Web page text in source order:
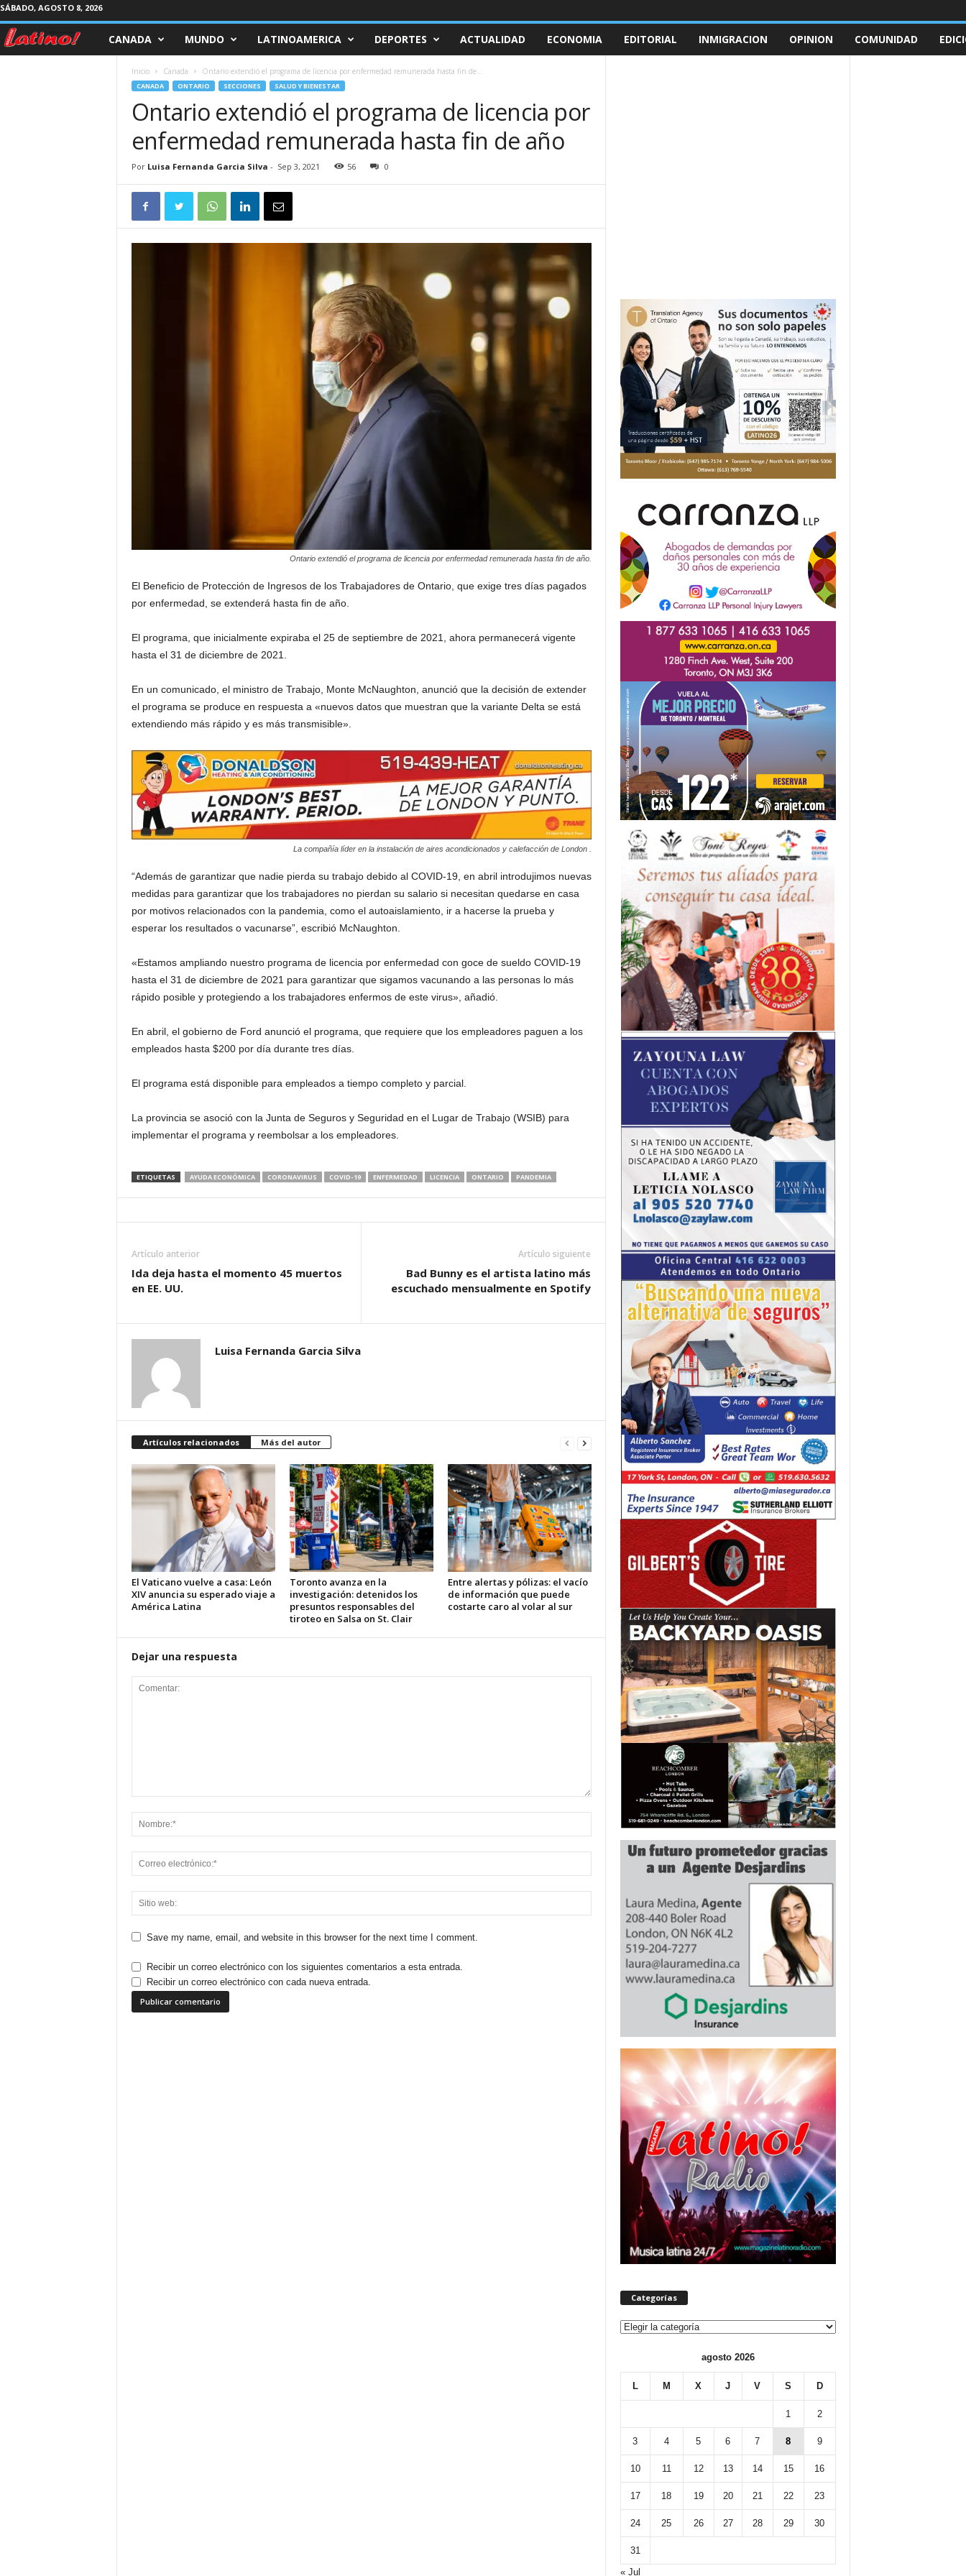
SÁBADO, AGOSTO 8, 2026
CANADA MUNDO LATINOAMERICA DEPORTES ACTUALIDAD ECONOMIA EDITORIAL INMIGRACION OPINION COMUNIDAD
Inicio Canada Ontario extendió el programa de licencia por enfermedad remunerada hasta fin de...
CANADA ONTARIO SECCIONES SALUD Y BIENESTAR
Ontario extendió el programa de licencia por
enfermedad remunerada hasta fin de año
Por Luisa Fernanda Garcia Silva - Sep 3, 2021 56 0
Ontario extendió el programa de licencia por enfermedad remunerada hasta fin de año.
El Beneficio de Protección de Ingresos de los Trabajadores de Ontario, que exige tres días pagados
por enfermedad, se extenderá hasta fin de año.
El programa, que inicialmente expiraba el 25 de septiembre de 2021, ahora permanecerá vigente
hasta el 31 de diciembre de 2021.
En un comunicado, el ministro de Trabajo, Monte McNaughton, anunció que la decisión de extender
el programa se produce en respuesta a «nuevos datos que muestran que la variante Delta se está
extendiendo más rápido y es más transmisible».
La compañía líder en la instalación de aires acondicionados y calefacción de London .
“Además de garantizar que nadie pierda su trabajo debido al COVID-19, en abril introdujimos nuevas
medidas para garantizar que los trabajadores no pierdan su salario si necesitan quedarse en casa
por motivos relacionados con la pandemia, como el autoaislamiento, ir a hacerse la prueba y
esperar los resultados o vacunarse”, escribió McNaughton.
«Estamos ampliando nuestro programa de licencia por enfermedad con goce de sueldo COVID-19
hasta el 31 de diciembre de 2021 para garantizar que sigamos vacunando a las personas lo más
rápido posible y protegiendo a los trabajadores enfermos de este virus», añadió.
En abril, el gobierno de Ford anunció el programa, que requiere que los empleadores paguen a los
empleados hasta $200 por día durante tres días.
El programa está disponible para empleados a tiempo completo y parcial.
La provincia se asoció con la Junta de Seguros y Seguridad en el Lugar de Trabajo (WSIB) para
implementar el programa y reembolsar a los empleadores.
ETIQUETAS AYUDA ECONÓMICA CORONAVIRUS COVID-19 ENFERMEDAD LICENCIA ONTARIO PANDEMIA
Artículo anterior
Ida deja hasta el momento 45 muertos
en EE. UU.
Artículo siguiente
Bad Bunny es el artista latino más
escuchado mensualmente en Spotify
Luisa Fernanda Garcia Silva
Artículos relacionados Más del autor
El Vaticano vuelve a casa: León
XIV anuncia su esperado viaje a
América Latina
Toronto avanza en la
investigación: detenidos los
presuntos responsables del
tiroteo en Salsa on St. Clair
Entre alertas y pólizas: el vacío
de información que puede
costarte caro al volar al sur
Dejar una respuesta
Save my name, email, and website in this browser for the next time I comment.
Recibir un correo electrónico con los siguientes comentarios a esta entrada.
Recibir un correo electrónico con cada nueva entrada.
Categorías
Categorías
agosto 2026
L M X J V S D
1 2
3 4 5 6 7 8 9
10 11 12 13 14 15 16
17 18 19 20 21 22 23
24 25 26 27 28 29 30
31
« Jul